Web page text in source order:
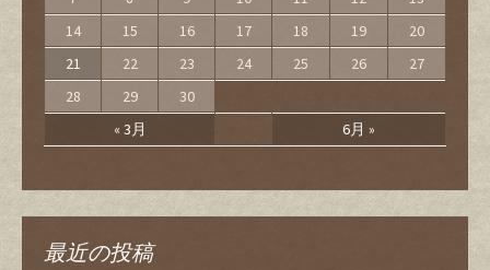
« 3月 6月 »
14
15 16 17 18 19
20
21
22 23 24 25 26
27
28
29 30
最近の投稿